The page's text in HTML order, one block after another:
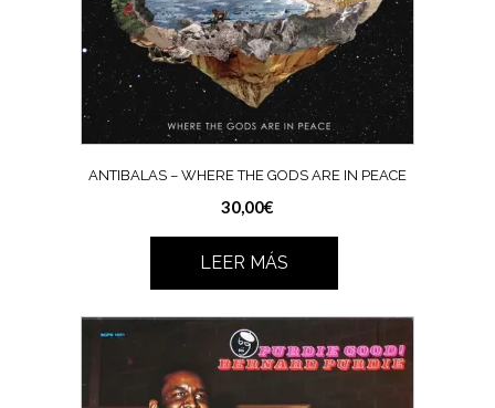
ANTIBALAS ‎– WHERE THE GODS ARE IN PEACE
30,00€
LEER MÁS